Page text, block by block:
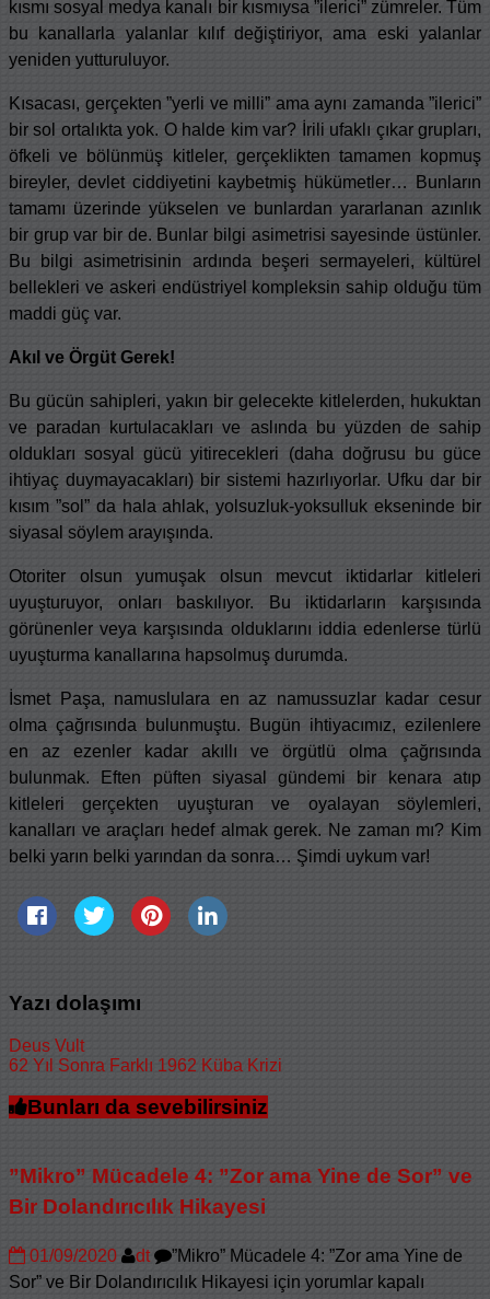
kısmı sosyal medya kanalı bir kısmıysa ”ilerici” zümreler. Tüm
bu kanallarla yalanlar kılıf değiştiriyor, ama eski yalanlar
yeniden yutturuluyor.
Kısacası, gerçekten ”yerli ve milli” ama aynı zamanda ”ilerici”
bir sol ortalıkta yok. O halde kim var? İrili ufaklı çıkar grupları,
öfkeli ve bölünmüş kitleler, gerçeklikten tamamen kopmuş
bireyler, devlet ciddiyetini kaybetmiş hükümetler… Bunların
tamamı üzerinde yükselen ve bunlardan yararlanan azınlık
bir grup var bir de. Bunlar bilgi asimetrisi sayesinde üstünler.
Bu bilgi asimetrisinin ardında beşeri sermayeleri, kültürel
bellekleri ve askeri endüstriyel kompleksin sahip olduğu tüm
maddi güç var.
Akıl ve Örgüt Gerek!
Bu gücün sahipleri, yakın bir gelecekte kitlelerden, hukuktan
ve paradan kurtulacakları ve aslında bu yüzden de sahip
oldukları sosyal gücü yitirecekleri (daha doğrusu bu güce
ihtiyaç duymayacakları) bir sistemi hazırlıyorlar. Ufku dar bir
kısım ”sol” da hala ahlak, yolsuzluk-yoksulluk ekseninde bir
siyasal söylem arayışında.
Otoriter olsun yumuşak olsun mevcut iktidarlar kitleleri
uyuşturuyor, onları baskılıyor. Bu iktidarların karşısında
görünenler veya karşısında olduklarını iddia edenlerse türlü
uyuşturma kanallarına hapsolmuş durumda.
İsmet Paşa, namuslulara en az namussuzlar kadar cesur
olma çağrısında bulunmuştu. Bugün ihtiyacımız, ezilenlere
en az ezenler kadar akıllı ve örgütlü olma çağrısında
bulunmak. Eften püften siyasal gündemi bir kenara atıp
kitleleri gerçekten uyuşturan ve oyalayan söylemleri,
kanalları ve araçları hedef almak gerek. Ne zaman mı? Kim
belki yarın belki yarından da sonra… Şimdi uykum var!
Yazı dolaşımı
Deus Vult
62 Yıl Sonra Farklı 1962 Küba Krizi
Bunları da sevebilirsiniz
”Mikro” Mücadele 4: ”Zor ama Yine de Sor” ve
Bir Dolandırıcılık Hikayesi
01/09/2020 dt
”Mikro” Mücadele 4: ”Zor ama Yine de
Sor” ve Bir Dolandırıcılık Hikayesi için yorumlar kapalı